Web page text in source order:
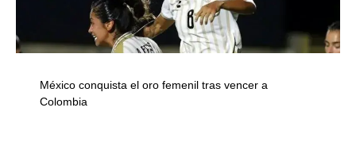
México conquista el oro femenil tras vencer a
Colombia